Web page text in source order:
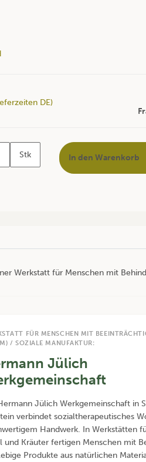
DE)
Stk In den Warenkorb
Werkstatt für Menschen mit
FÜR MENSCHEN MIT
/ SOZIALE MANUFAKTUR:
Jülich
Jülich Werkgemeinschaft in
verbindet sozialtherapeutisches
Handwerk. In Werkstätten
und Kräuter fertigen Menschen mit
Produkte aus natürlichen